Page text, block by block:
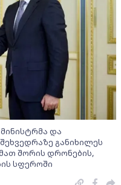
და
განიხილეს
შორის დრონების,
სფეროში